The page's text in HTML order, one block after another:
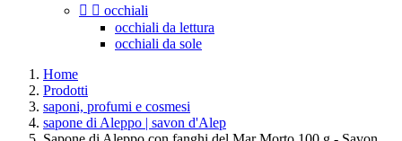
  occhiali
occhiali da lettura
occhiali da sole
Home
Prodotti
saponi, profumi e cosmesi
sapone di Aleppo | savon d'Alep